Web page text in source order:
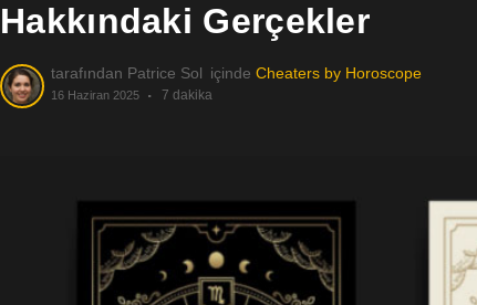
Hakkındaki Gerçekler
tarafından Patrice Sol içinde Cheaters by Horoscope
16 Haziran 2025 7 dakika